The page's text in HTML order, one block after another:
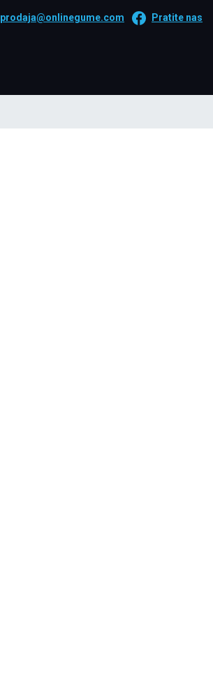
prodaja@onlinegume.com Pratite nas